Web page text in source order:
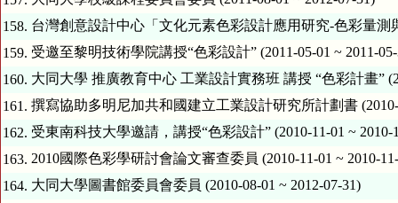
158. 台灣創意設計中心「文化元素色彩設計應用研究-色彩量測
159. 受邀至黎明技術學院講授“色彩設計” (2011-05-01 ~ 2011-
160. 大同大學 推廣教育中心 工業設計實務班 講授 “色彩計畫”
161. 撰寫協助多明尼加共和國建立工業設計研究所計劃書 (2010-
162. 受東南科技大學邀請，講授“色彩設計” (2010-11-01 ~ 2010-
163. 2010國際色彩學研討會論文審查委員 (2010-11-01 ~ 2010-
164. 大同大學圖書館委員會委員 (2010-08-01 ~ 2012-07-31)